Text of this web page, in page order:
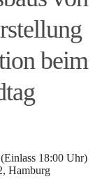
beim
18:00 Uhr)
Hamburg